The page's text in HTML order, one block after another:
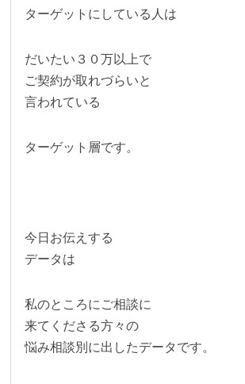
ターゲットにしている人は
だいたい３０万以上で
ご契約が取れづらいと
言われている
ターゲット層です。
今日お伝えする
データは
私のところにご相談に
来てくださる方々の
悩み相談別に出したデータです。